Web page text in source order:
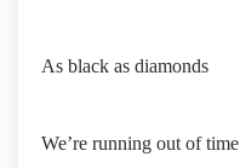
As black as diamonds
We’re running out of time